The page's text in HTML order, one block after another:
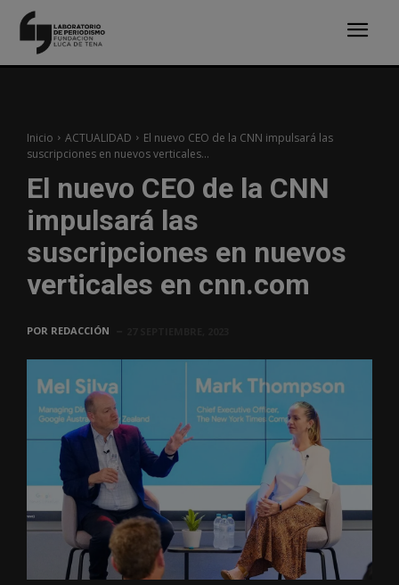
Inicio ACTUALIDAD
El nuevo CEO de la CNN impulsará las
suscripciones en nuevos verticales...
El nuevo CEO de la CNN
impulsará las
suscripciones en nuevos
verticales en cnn.com
POR REDACCIÓN